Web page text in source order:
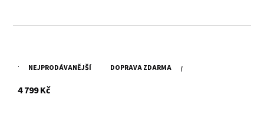
NEJPRODÁVANĚJŠÍ DOPRAVA ZDARMA
Tmavě hnědá kožená taška SPIKES & SPARROW
4 799 Kčs DPH